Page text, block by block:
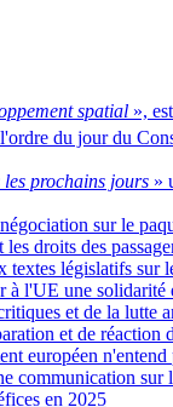
spatial »,
du jour du
les prochains jours »
sur le
droits des
législatifs sur
l'UE une
et de la lutte
et de réaction
européen
communication sur
en 2025